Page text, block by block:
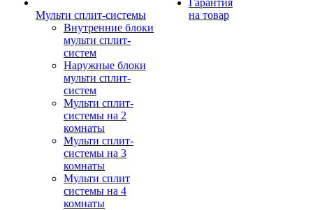
Мульти сплит-системы
Внутренние блоки
мульти сплит-
систем
Наружные блоки
мульти сплит-
систем
Мульти сплит-
системы на 2
комнаты
Мульти сплит-
системы на 3
комнаты
Мульти сплит
системы на 4
комнаты
Гарантия
на товар